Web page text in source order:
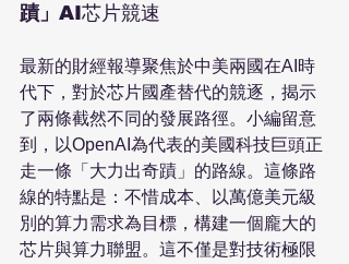
蹟」 AI芯片競速
最新的財經報導聚焦於中美兩國在AI時
代下，對於芯片國產替代的競逐，揭示
了兩條截然不同的發展路徑。小編留意
到，以OpenAI為代表的美國科技巨頭正
走一條「大力出奇蹟」的路線。這條路
線的特點是：不惜成本、以萬億美元級
別的算力需求為目標，構建一個龐大的
芯片與算力聯盟。這不僅是對技術極限